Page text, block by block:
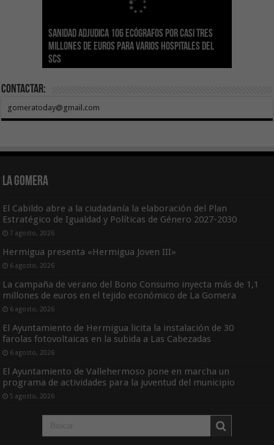
Sanidad adjudica 106 ecógrafos por casi tres
millones de euros para varios hospitales del
SCS
Gesplan logra la máxima puntuación en el
Índice de Transparencia de Canarias por cuarto
año consecutivo
El Gobierno canario concede ayudas del
POSEICAN-Pesca al sector por valor de 7,09 M€
tras aumentar las cuantías
Transición Ecológica coordina con Ashotel su
adhesión a la Red de Refugios Climáticos de
Canarias
Visocan incorpora 170 pisos a su parque de
vivienda protegida en régimen de alquiler
asequible de Tenerife
Sanidad refuerza la capacidad diagnóstica de
los centros de salud con el impulso de la
ecografía clínica
Contactar:
gomeratoday@gmail.com
La Gomera
El Cabildo abre a la ciudadanía la elaboración del Plan
Estratégico de Igualdad y Políticas de Género 2027-2030
7 agosto, 2026
Hermigua presenta «Hermigua Joven III»
6 agosto, 2026
La campaña de verano del Bono Consumo inyecta más de 1,1
millones de euros en el tejido económico de La Gomera
6 agosto, 2026
El Ayuntamiento de Hermigua licita la instalación de 30
farolas fotovoltaicas en la subida a Las Cabezadas
6 agosto, 2026
El Ayuntamiento de Vallehermoso pone en marcha un
programa de actividades para la juventud del municipio
5 agosto, 2026